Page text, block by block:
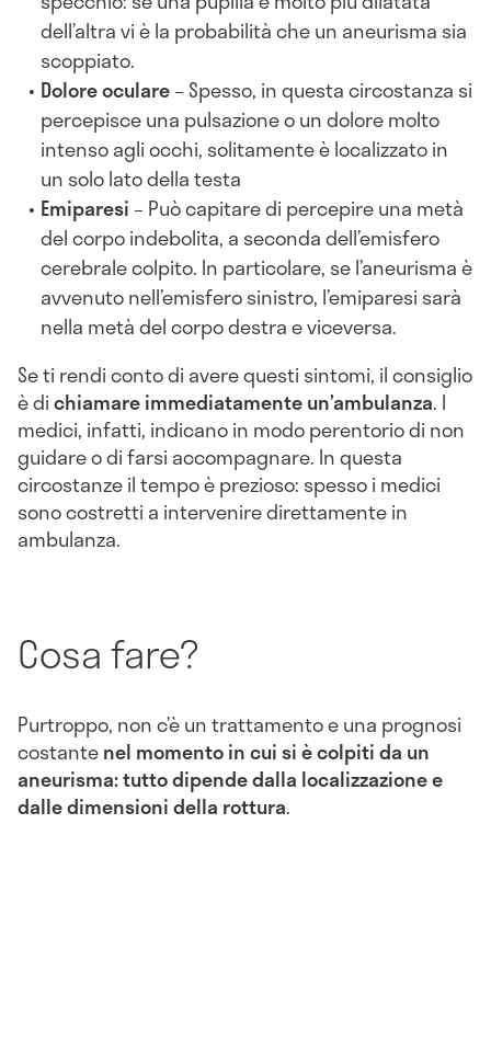
dell’altra vi è la probabilità che un aneurisma sia
scoppiato.
Dolore oculare– Spesso, in questa circostanza si
percepisce una pulsazione o un dolore molto
intenso agli occhi, solitamente è localizzato in
un solo lato della testa
Emiparesi – Può capitare di percepire una metà
del corpo indebolita, a seconda dell’emisfero
cerebrale colpito. In particolare, se l’aneurisma è
avvenuto nell’emisfero sinistro, l’emiparesi sarà
nella metà del corpo destra e viceversa.
Se ti rendi conto di avere questi sintomi, il consiglio
è dichiamare immediatamente un’ambulanza. I
medici, infatti, indicano in modo perentorio di non
guidare o di farsi accompagnare. In questa
circostanze il tempo è prezioso: spesso i medici
sono costretti a intervenire direttamente in
ambulanza.
Cosa fare?
Purtroppo, non c’è un trattamento e una prognosi
costantenel momento in cui si è colpiti da un
aneurisma: tutto dipende dalla localizzazione e
dalle dimensioni della rottura.